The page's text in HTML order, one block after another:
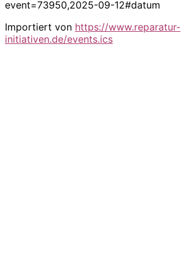
event=73950,2025-09-12#datum
Importiert von https://www.reparatur-
initiativen.de/events.ics